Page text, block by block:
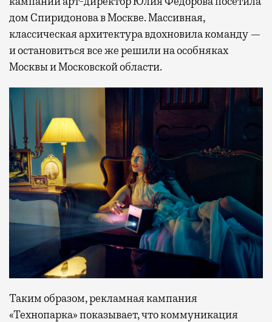
дом Спиридонова в Москве. Массивная,
классическая архитектура вдохновила команду —
и остановиться все же решили на особняках
Москвы и Московской области.
Таким образом, рекламная кампания
«Технопарка» показывает, что коммуникация